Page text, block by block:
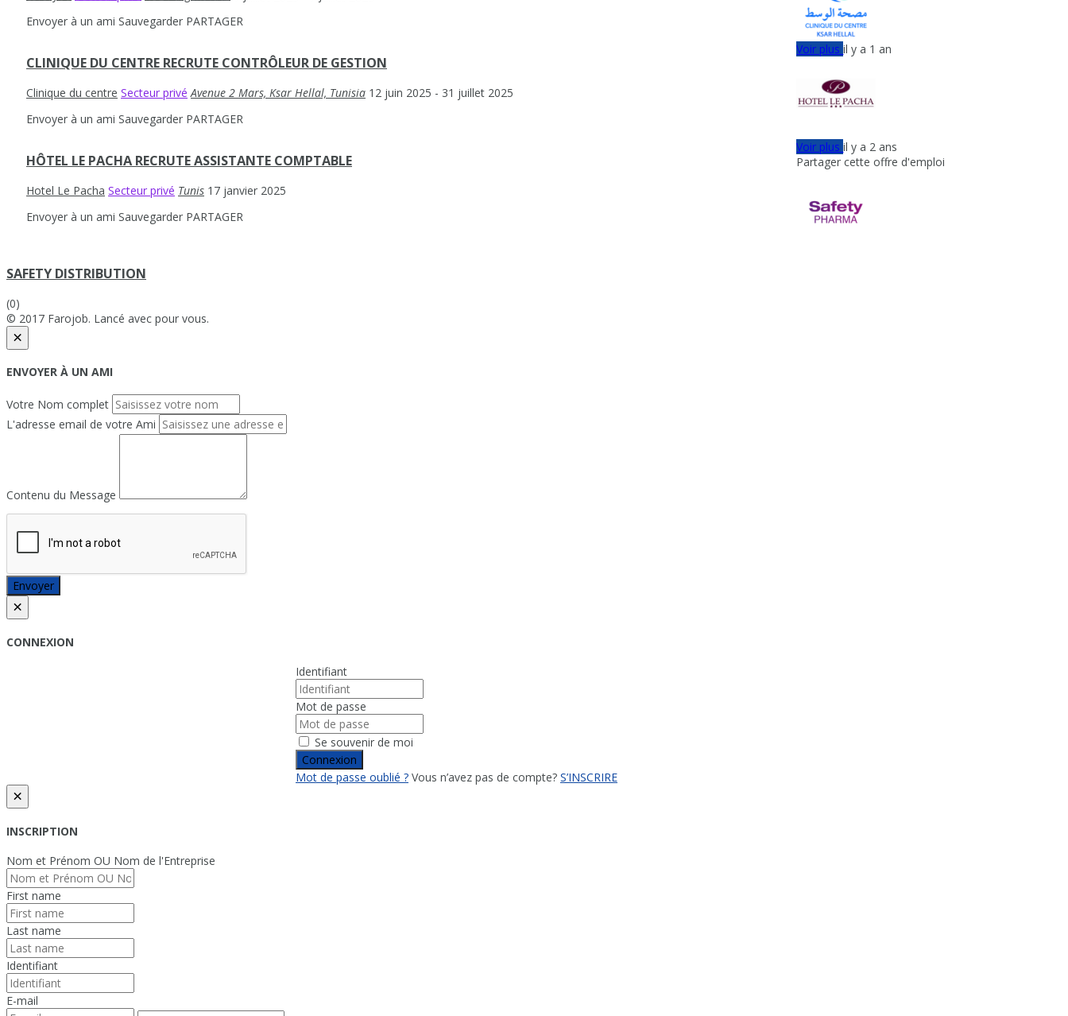
Envoyer à un ami Sauvegarder PARTAGER
CLINIQUE DU CENTRE RECRUTE CONTRÔLEUR DE GESTION
Clinique du centre Secteur privé Avenue 2 Mars, Ksar Hellal, Tunisia 12 juin 2025 - 31 juillet 2025
Envoyer à un ami Sauvegarder PARTAGER
Voir plusil y a 1 an
HÔTEL LE PACHA RECRUTE ASSISTANTE COMPTABLE
Hotel Le Pacha Secteur privé Tunis 17 janvier 2025
Envoyer à un ami Sauvegarder PARTAGER
Voir plusil y a 2 ans
Partager cette offre d'emploi
SAFETY DISTRIBUTION
(0)
© 2017 Farojob. Lancé avec pour vous.
×
ENVOYER À UN AMI
Votre Nom complet
L'adresse email de votre Ami
Contenu du Message
Envoyer
×
CONNEXION
Identifiant
Mot de passe
Se souvenir de moi
Connexion
Mot de passe oublié ? Vous n’avez pas de compte? S’INSCRIRE
×
INSCRIPTION
Nom et Prénom OU Nom de l'Entreprise
First name
Last name
Identifiant
E-mail